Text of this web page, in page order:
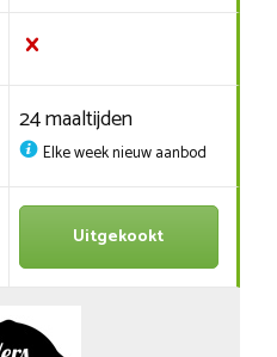
24 maaltijden
Elke week nieuw aanbod
Uitgekookt